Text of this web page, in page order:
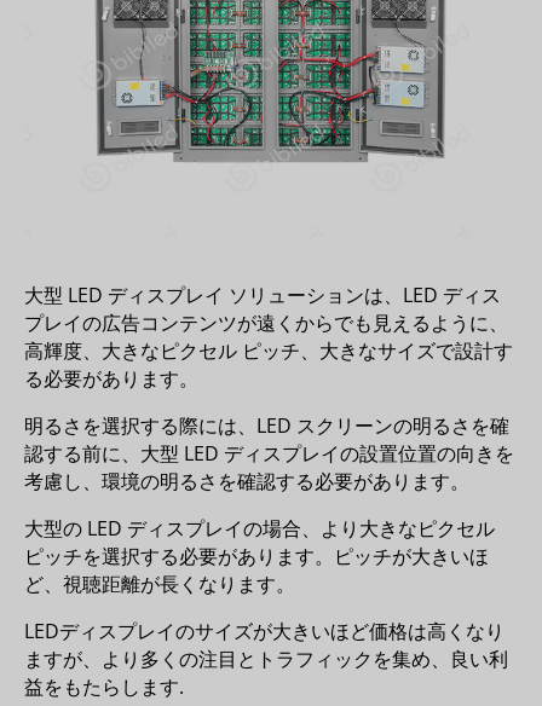
大型 LED ディスプレイ ソリューションは、LED ディス
プレイの広告コンテンツが遠くからでも見えるように、
高輝度、大きなピクセル ピッチ、大きなサイズで設計す
る必要があります。
明るさを選択する際には、LED スクリーンの明るさを確
認する前に、大型 LED ディスプレイの設置位置の向きを
考慮し、環境の明るさを確認する必要があります。
大型の LED ディスプレイの場合、より大きなピクセル
ピッチを選択する必要があります。ピッチが大きいほ
ど、視聴距離が長くなります。
LEDディスプレイのサイズが大きいほど価格は高くなり
ますが、より多くの注目とトラフィックを集め、良い利
益をもたらします.